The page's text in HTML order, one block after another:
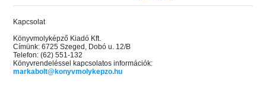
Kapcsolat
Könyvmolyképző Kiadó Kft.
Címünk: 6725 Szeged, Dobó u. 12/B
Telefon: (62) 551-132
Könyvrendeléssel kapcsolatos információk:
markabolt@konyvmolykepzo.hu